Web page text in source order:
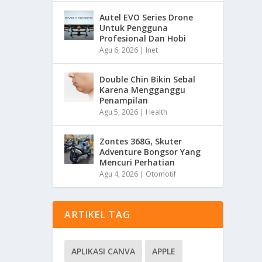
Autel EVO Series Drone
Untuk Pengguna
Profesional Dan Hobi
Agu 6, 2026 | Inet
Double Chin Bikin Sebal
Karena Mengganggu
Penampilan
Agu 5, 2026 | Health
Zontes 368G, Skuter
Adventure Bongsor Yang
Mencuri Perhatian
Agu 4, 2026 | Otomotif
ARTIKEL TAG
APLIKASI CANVA APPLE